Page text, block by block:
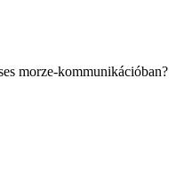
morze-kommunikációban?